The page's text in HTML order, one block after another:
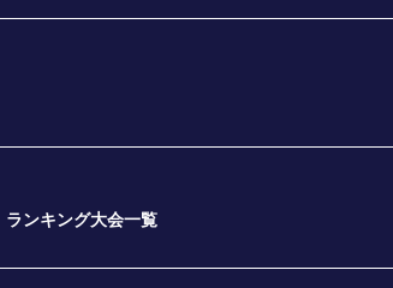
ランキング大会一覧